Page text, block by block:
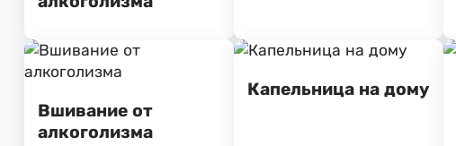
Вшивание от
алкоголизма
Капельница на дому